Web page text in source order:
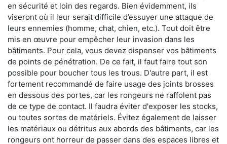
en sécurité et loin des regards. Bien évidemment, ils
viseront où il leur serait difficile d’essuyer une attaque de
leurs ennemies (homme, chat, chien, etc.). Tout doit être
mis en œuvre pour empêcher leur invasion dans les
bâtiments. Pour cela, vous devez dispenser vos bâtiments
de points de pénétration. De ce fait, il faut faire tout son
possible pour boucher tous les trous. D'autre part, il est
fortement recommandé de faire usage des joints brosses
en dessous des portes, car les rongeurs ne raffolent pas
de ce type de contact. Il faudra éviter d'exposer les stocks,
ou toutes sortes de matériels. Évitez également de laisser
les matériaux ou détritus aux abords des bâtiments, car les
rongeurs ont horreur de passer dans des espaces libres et